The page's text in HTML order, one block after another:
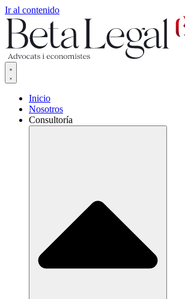
Ir al contenido
Inicio
Nosotros
Consultoría